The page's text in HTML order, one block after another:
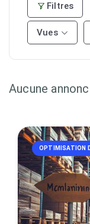
Filtres
Vues
Aucune
OPTIMISATION